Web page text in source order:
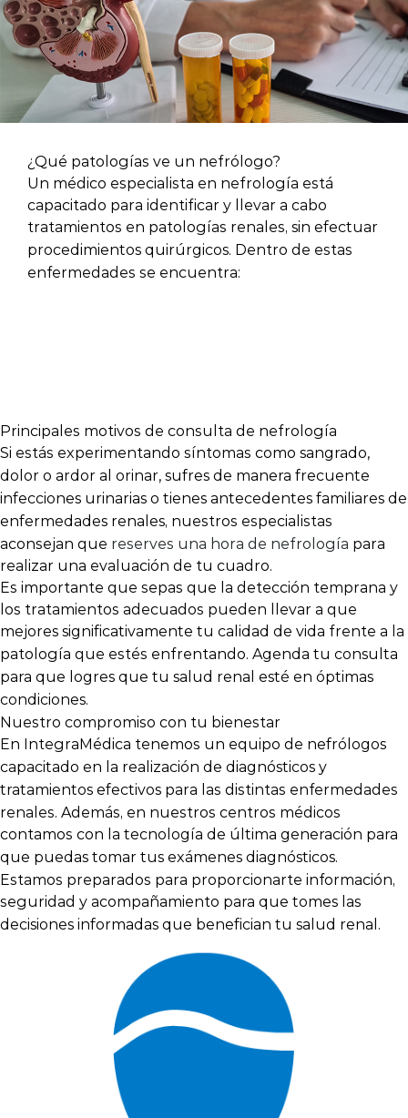
¿Qué patologías ve un nefrólogo?
Un médico especialista en nefrología está
capacitado para identificar y llevar a cabo
tratamientos en patologías renales, sin efectuar
procedimientos quirúrgicos. Dentro de estas
enfermedades se encuentra:
Principales motivos de consulta de nefrología
Si estás experimentando síntomas como sangrado,
dolor o ardor al orinar, sufres de manera frecuente
infecciones urinarias o tienes antecedentes familiares de
enfermedades renales, nuestros especialistas
aconsejan que reserves una hora de nefrología para
realizar una evaluación de tu cuadro.
Es importante que sepas que la detección temprana y
los tratamientos adecuados pueden llevar a que
mejores significativamente tu calidad de vida frente a la
patología que estés enfrentando. Agenda tu consulta
para que logres que tu salud renal esté en óptimas
condiciones.
Nuestro compromiso con tu bienestar
En IntegraMédica tenemos un equipo de nefrólogos
capacitado en la realización de diagnósticos y
tratamientos efectivos para las distintas enfermedades
renales. Además, en nuestros centros médicos
contamos con la tecnología de última generación para
que puedas tomar tus exámenes diagnósticos.
Estamos preparados para proporcionarte información,
seguridad y acompañamiento para que tomes las
decisiones informadas que benefician tu salud renal .